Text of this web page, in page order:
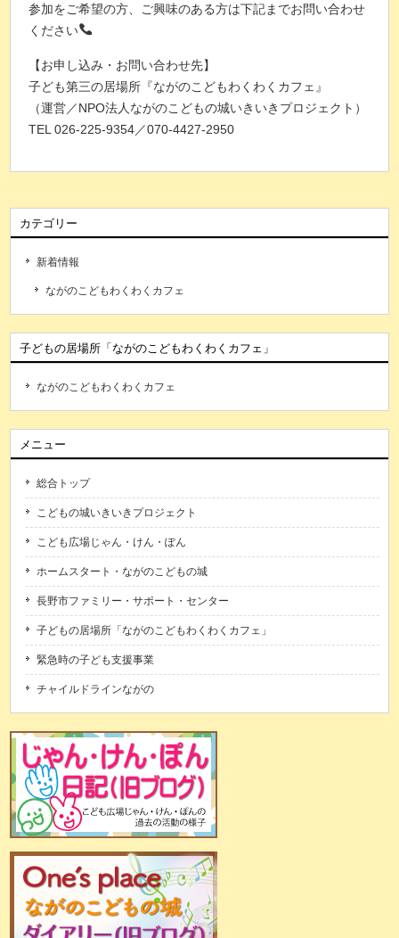
参加をご希望の方、ご興味のある方は下記までお問い合わせ
ください
【お申し込み・お問い合わせ先】
子ども第三の居場所『ながのこどもわくわくカフェ』
（運営／NPO法人ながのこどもの城いきいきプロジェクト）
TEL 026-225-9354／070-4427-2950
カテゴリー
新着情報
ながのこどもわくわくカフェ
子どもの居場所「ながのこどもわくわくカフェ」
ながのこどもわくわくカフェ
メニュー
総合トップ
こどもの城いきいきプロジェクト
こども広場じゃん・けん・ぽん
ホームスタート・ながのこどもの城
長野市ファミリー・サポート・センター
子どもの居場所「ながのこどもわくわくカフェ」
緊急時の子ども支援事業
チャイルドラインながの